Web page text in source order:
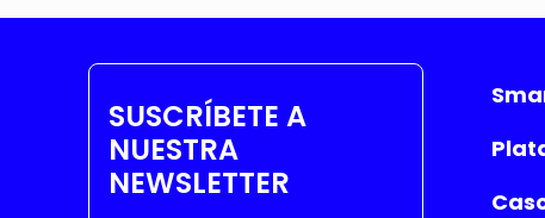
SUSCRÍBETE A
NUESTRA
NEWSLETTER